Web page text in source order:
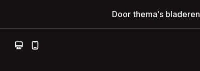
Door thema's bladeren